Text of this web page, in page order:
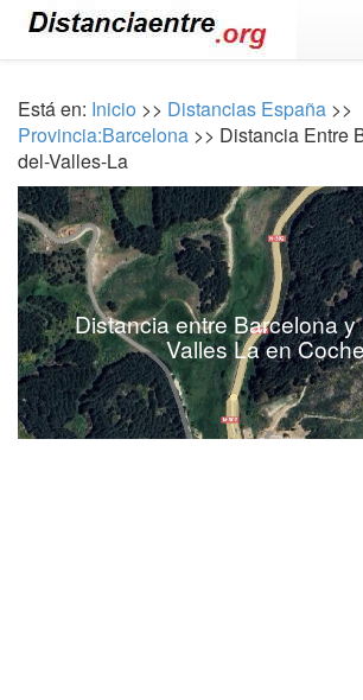
Está en: Inicio >> Distancias España >>
Provincia:Barcelona >> Distancia Entre
del-Valles-La
Distancia entre Barcelona
Valles La en